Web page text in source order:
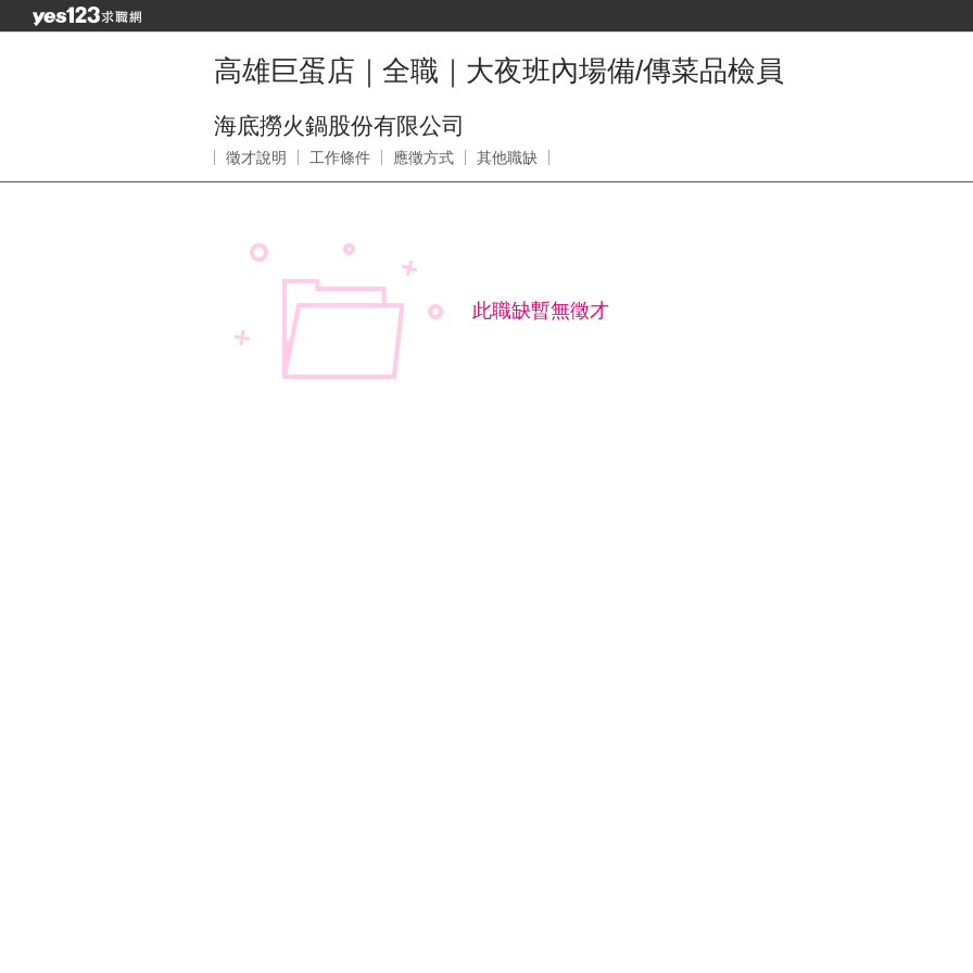
高雄巨蛋店｜全職｜大夜班內場備/傳菜品檢員
海底撈火鍋股份有限公司
徵才說明 工作條件 應徵方式 其他職缺
此職缺暫無徵才